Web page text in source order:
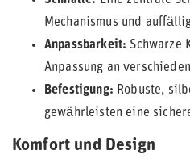
Mechanismus und
Anpassbarkeit: Schwarze
Anpassung an
Befestigung: Robuste,
gewährleisten eine
Komfort und Design